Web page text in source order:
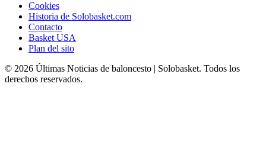
Cookies
Historia de Solobasket.com
Contacto
Basket USA
Plan del sito
© 2026 Últimas Noticias de baloncesto | Solobasket. Todos los
derechos reservados.